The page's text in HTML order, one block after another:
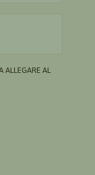
ALLEGARE AL